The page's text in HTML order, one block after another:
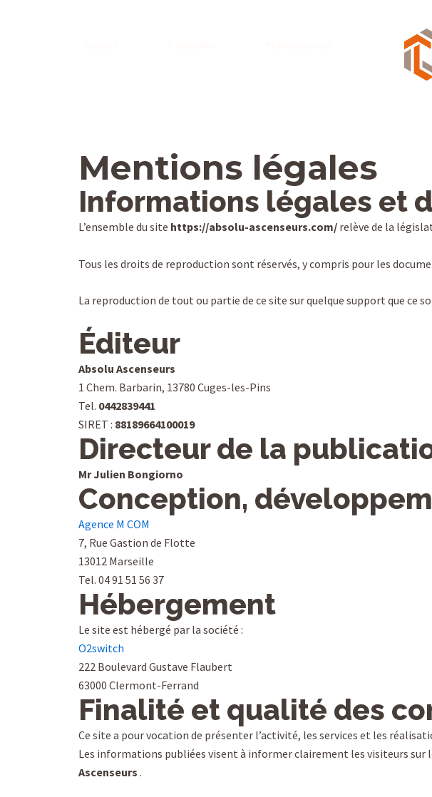
Mentions légales
Informations légales et
L’ensemble du site https://absolu-ascenseurs.com/ relève de la
Tous les droits de reproduction sont réservés, y compris pour les
La reproduction de tout ou partie de ce site sur quelque support que
Éditeur
Absolu Ascenseurs
1 Chem. Barbarin, 13780 Cuges-les-Pins
Tel. 0442839441
SIRET : 88189664100019
Directeur de la
Mr Julien Bongiorno
Conception,
Agence M COM
7, Rue Gastion de Flotte
13012 Marseille
Tel. 04 91 51 56 37
Hébergement
Le site est hébergé par la société :
O2switch
222 Boulevard Gustave Flaubert
63000 Clermont-Ferrand
Finalité et qualité des
Ce site a pour vocation de présenter l’activité, les services et les
Les informations publiées visent à informer clairement les visiteurs
Ascenseurs .